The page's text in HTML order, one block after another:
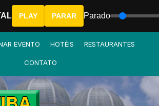
EVENTO HOTÉIS RESTAURANTES
CONTATO
PLAY PARAR Parado